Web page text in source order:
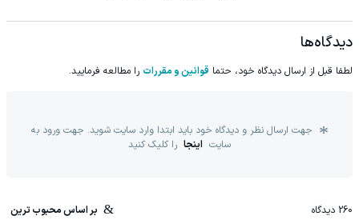
دیدگاه‌ها
لطفا قبل از ارسال دیدگاه خود، حتما قوانین و مقررات را مطالعه فرمایید.
جهت ارسال نظر و دیدگاه خود باید ابتدا وارد سایت شوید. جهت ورود به
سایت اینجا را کلیک کنید
260 دیدگاه بر اساس محبوب ترین